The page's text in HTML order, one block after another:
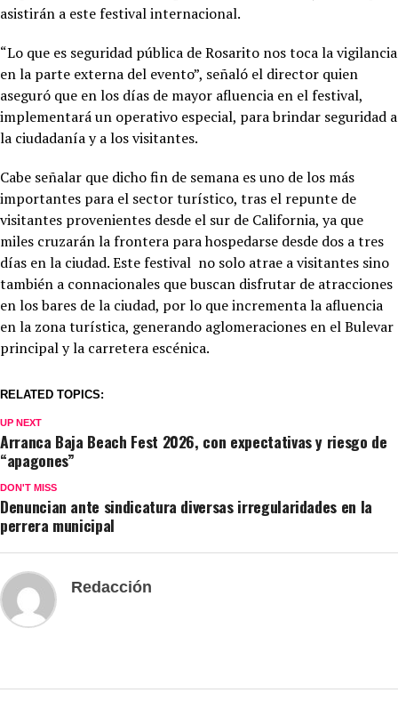
asistirán a este festival internacional.
“Lo que es seguridad pública de Rosarito nos toca la vigilancia
en la parte externa del evento”, señaló el director quien
aseguró que en los días de mayor afluencia en el festival,
implementará un operativo especial, para brindar seguridad a
la ciudadanía y a los visitantes.
Cabe señalar que dicho fin de semana es uno de los más
importantes para el sector turístico, tras el repunte de
visitantes provenientes desde el sur de California, ya que
miles cruzarán la frontera para hospedarse desde dos a tres
días en la ciudad. Este festival no solo atrae a visitantes sino
también a connacionales que buscan disfrutar de atracciones
en los bares de la ciudad, por lo que incrementa la afluencia
en la zona turística, generando aglomeraciones en el Bulevar
principal y la carretera escénica.
RELATED TOPICS:
UP NEXT
Arranca Baja Beach Fest 2026, con expectativas y riesgo de
“apagones”
DON'T MISS
Denuncian ante sindicatura diversas irregularidades en la
perrera municipal
Redacción